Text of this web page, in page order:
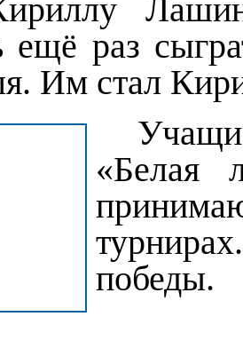
ещё раз
Им стал
победы.